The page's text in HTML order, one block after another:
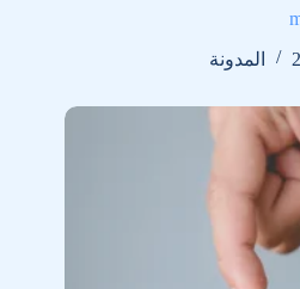
المدونة